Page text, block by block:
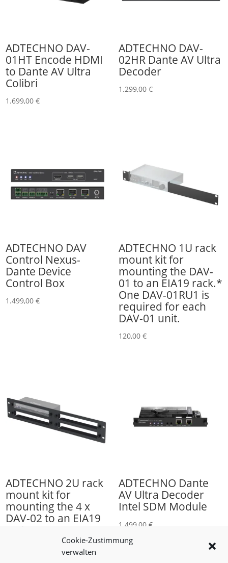
Cookie-Zustimmung
verwalten
ADTECHNO DAV-
01HT Encode HDMI
to Dante AV Ultra
Colibri
1.699,00€
ADTECHNO DAV-
02HR Dante AV Ultra
Decoder
1.299,00 €
ADTECHNO DAV
Control Nexus-
Dante Device
Control Box
1.499,00€
ADTECHNO 1U rack
mount kit for
mounting the DAV-
01 to an EIA19 rack.*
One DAV-01RU1 is
required for each
DAV-01 unit.
120,00 €
ADTECHNO 2U rack
mount kit for
mounting the 4 x
DAV-02 to an EIA19
rack.
ADTECHNO Dante
AV Ultra Decoder
Intel SDM Module
1.499,00 €